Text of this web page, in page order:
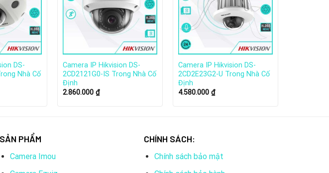
DS-
Nhà Cố
Camera IP Hikvision DS-
2CD2121G0-IS Trong Nhà Cố
Định
2.860.000 ₫
Camera IP Hikvision DS-
2CD2E23G2-U Trong Nhà Cố
Định
4.580.000 ₫
SẢN PHẨM
Camera Imou
CHÍNH SÁCH:
Chính sách bảo mật